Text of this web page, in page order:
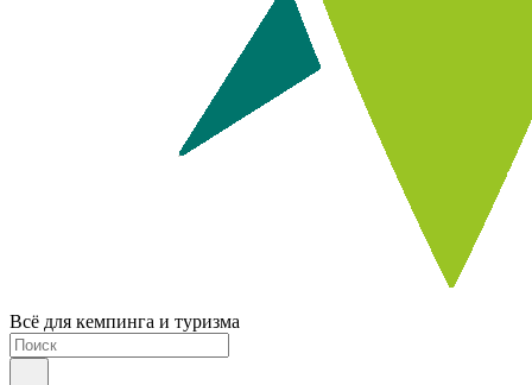
Всё для кемпинга и туризма